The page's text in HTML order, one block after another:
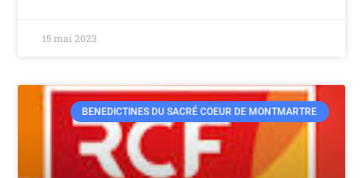
15 mai 2023
BENEDICTINES DU SACRÉ COEUR DE MONTMARTRE